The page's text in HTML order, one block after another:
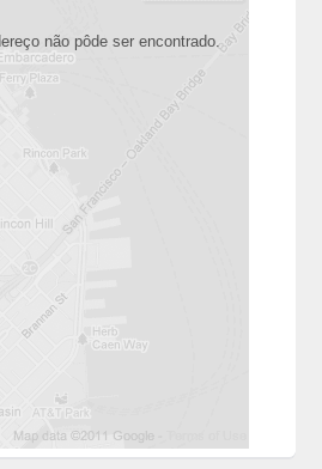
não pôde ser encontrado.